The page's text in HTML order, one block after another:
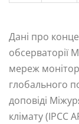
Дані про
обсерваторії
мереж
глобального
доповіді
клімату (IPCC